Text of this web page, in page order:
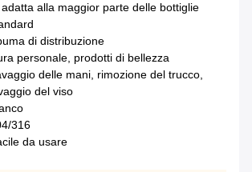
adatta alla maggior parte delle bottiglie
di distribuzione
personale, prodotti di bellezza
delle mani, rimozione del trucco,
del viso
316
da usare